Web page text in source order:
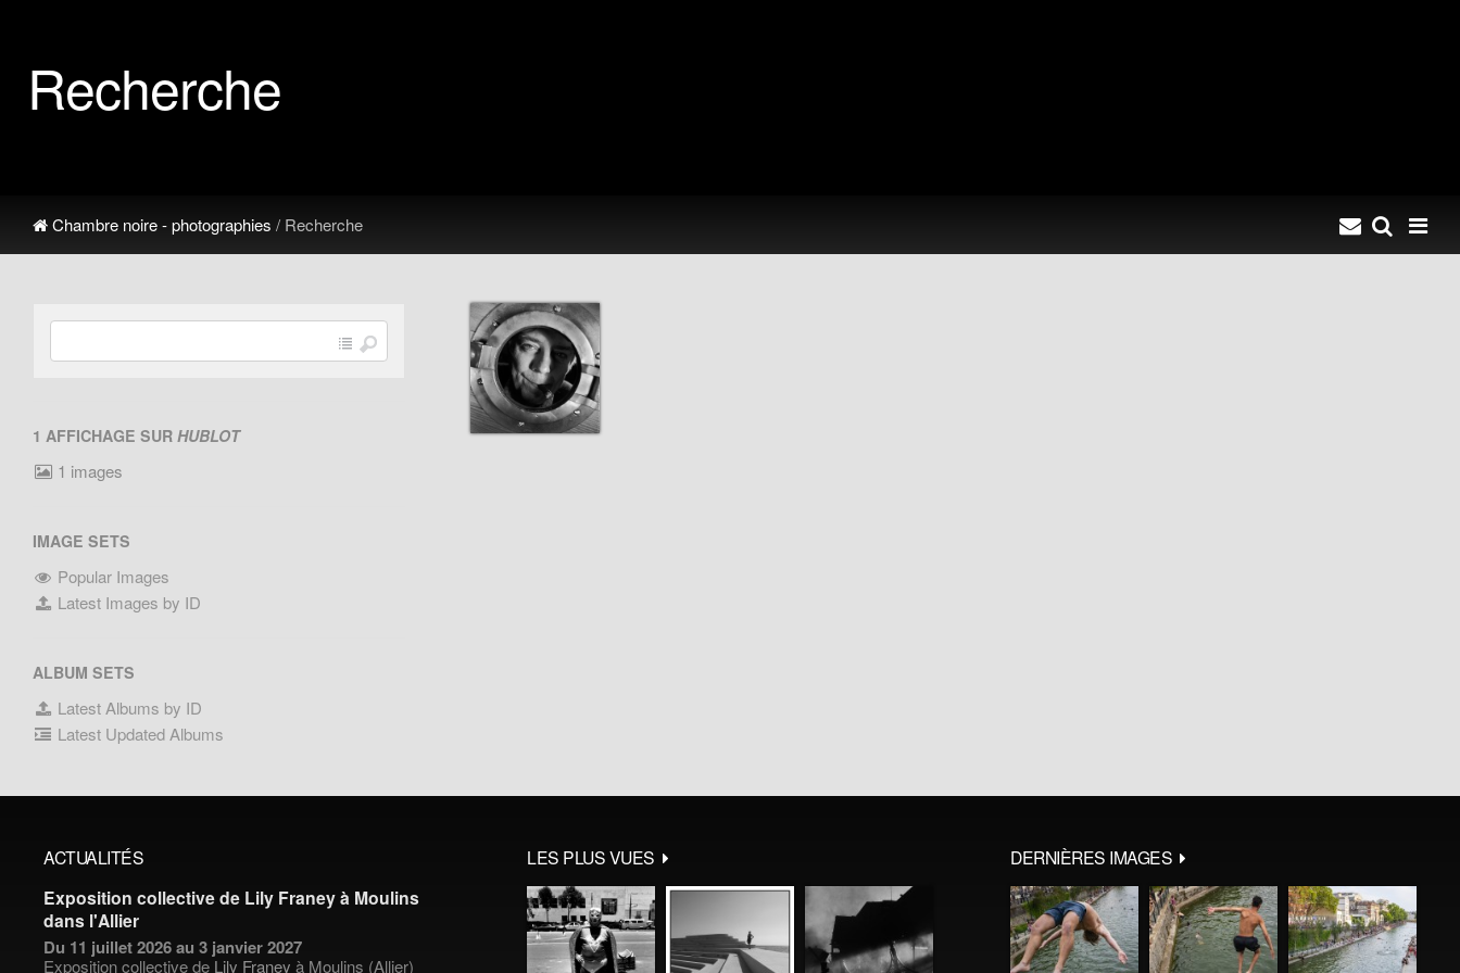
Recherche
Chambre noire - photographies / Recherche
1 AFFICHAGE SURHUBLOT
1 images
IMAGE SETS
Popular Images
Latest Images by ID
ALBUM SETS
Latest Albums by ID
Latest Updated Albums
ACTUALITÉS
Exposition collective de Lily Franey à Moulins
dans l'Allier
Du 11 juillet 2026 au 3 janvier 2027
Exposition collective de Lily Franey à Moulins (Allier)
LES PLUS VUES DERNIÈRES IMAGES